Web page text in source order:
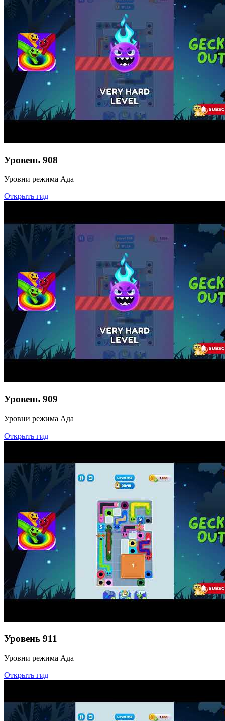
Уровень 908
Уровни режима Ада
Открыть гид
Уровень 909
Уровни режима Ада
Открыть гид
Уровень 911
Уровни режима Ада
Открыть гид